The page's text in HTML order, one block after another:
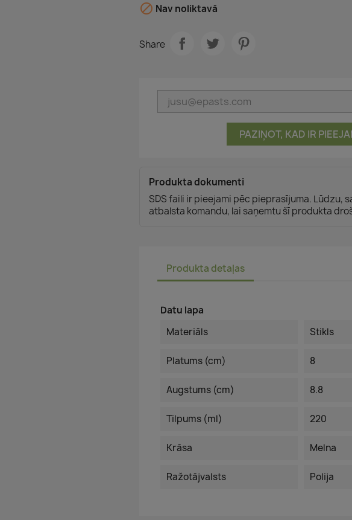
 Nav noliktavā
Share
PAZIŅOT, KAD IR
Produkta dokumenti
SDS faili ir pieejami pēc pieprasījuma. Lūdzu,
atbalsta komandu, lai saņemtu šī produkta
Produkta detaļas
Datu lapa
Materiāls
Stikls
Platums (cm) 8
Augstums (cm) 8.8
Tilpums (ml) 220
Krāsa Melna
Ražotājvalsts Polija